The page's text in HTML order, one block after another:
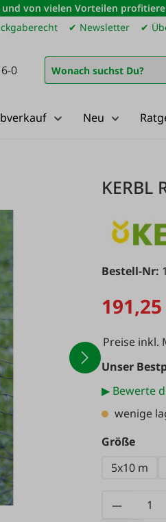
und von vielen Vorteilen
✔ Newsletter ✔
0
Neu
Bestell-Nr:
Preise inkl.
Unser
▶ Bewerte
wenige
Größe
5x10 m